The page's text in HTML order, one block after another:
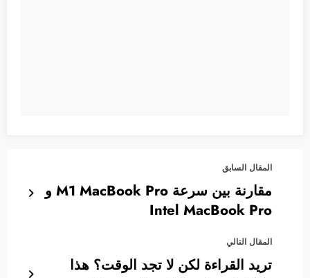
المقال السابق
مقارنة بين سرعة M1 MacBook Pro و
Intel MacBook Pro
المقال التالي
تريد القراءة لكن لا تجد الوقت؟ هذا